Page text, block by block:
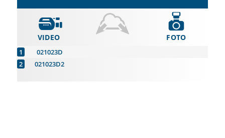
VIDEO
021023D
021023D2
FOTO